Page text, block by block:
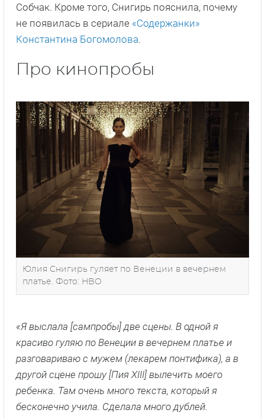
Собчак. Кроме того, Снигирь пояснила, почему
не появилась в сериале «Содержанки»
Константина Богомолова.
Про кинопробы
Юлия Снигирь гуляет по Венеции в вечернем
платье. Фото: HBO
«Я выслала [сампробы] две сцены. В одной я
красиво гуляю по Венеции в вечернем платье и
разговариваю с мужем (лекарем понтифика), а в
другой сцене прошу [Пия XIII] вылечить моего
ребенка. Там очень много текста, который я
бесконечно учила. Сделала много дублей.